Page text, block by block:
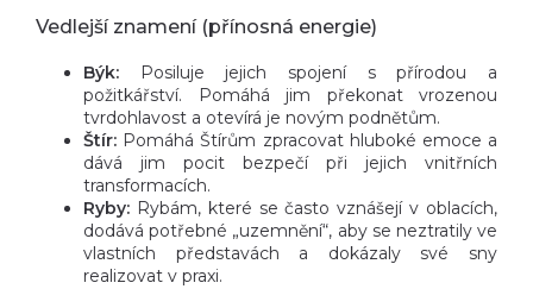
Vedlejší znamení (přínosná energie)
Býk: Posiluje jejich spojení s přírodou a
požitkářství. Pomáhá jim překonat vrozenou
tvrdohlavost a otevírá je novým podnětům.
Štír: Pomáhá Štírům zpracovat hluboké emoce a
dává jim pocit bezpečí při jejich vnitřních
transformacích.
Ryby: Rybám, které se často vznášejí v oblacích,
dodává potřebné „uzemnění“, aby se neztratily ve
vlastních představách a dokázaly své sny
realizovat v praxi.